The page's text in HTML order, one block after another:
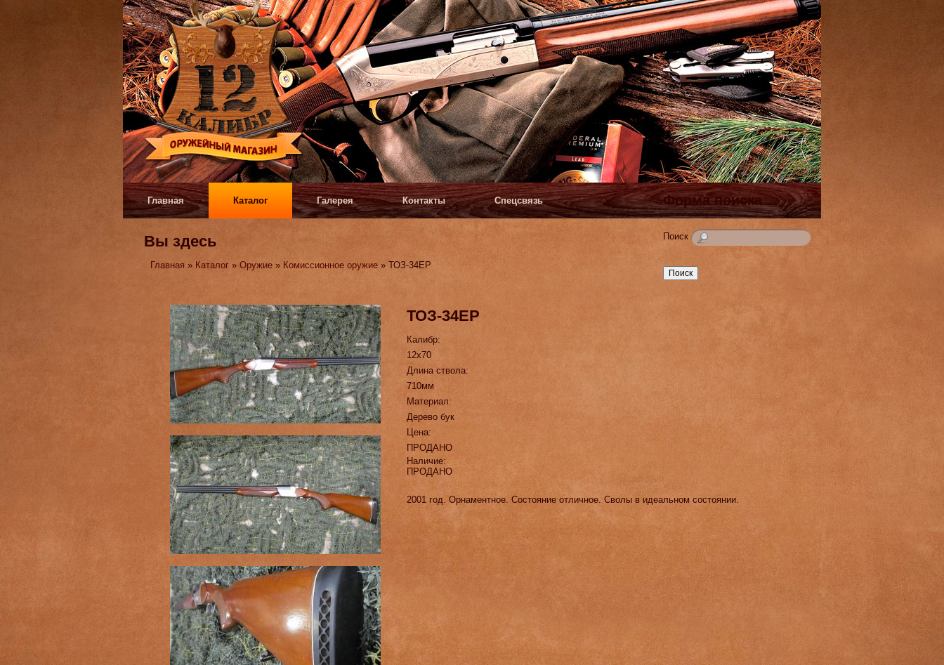
Форма поиска
Поиск
Главная Каталог Галерея Контакты Спецсвязь
Вы здесь
Главная » Каталог »Оружие » Комиссионное оружие » ТОЗ-34ЕР
ТОЗ-34ЕР
Калибр:
12х70
Длина ствола:
710мм
Материал:
Дерево бук
Цена:
ПРОДАНО
Наличие:
ПРОДАНО
2001 год. Орнаментное. Состояние отличное. Сволы в идеальном состоянии.